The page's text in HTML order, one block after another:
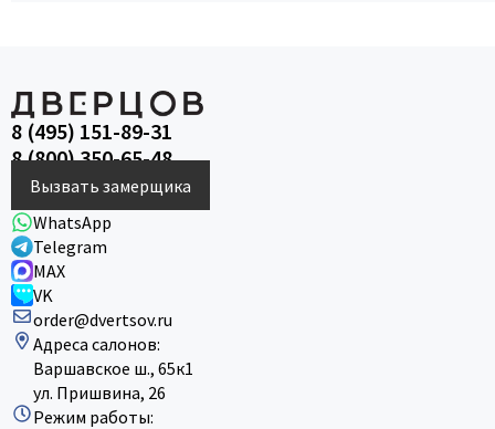
8 (495) 151-89-31
8 (800) 350-65-48
Вызвать замерщика
WhatsApp
Telegram
MAX
VK
order@dvertsov.ru
Адреса салонов:
Варшавское ш., 65к1
ул. Пришвина, 26
Режим работы: